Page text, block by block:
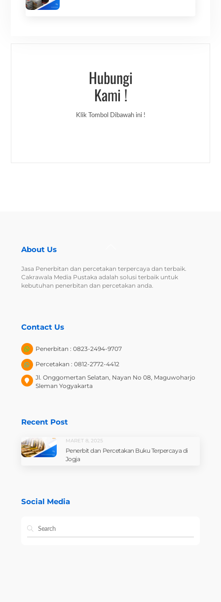
Hubungi
Kami !
Klik Tombol Dibawah ini !
About Us
Jasa Penerbitan dan percetakan terpercaya dan terbaik.
Cakrawala Media Pustaka adalah solusi terbaik untuk
kebutuhan penerbitan dan percetakan anda.
Contact Us
Penerbitan : 0823-2494-9707
Percetakan : 0812-2772-4412
Jl. Onggomertan Selatan, Nayan No 08, Maguwoharjo
Sleman Yogyakarta
Recent Post
MARET 8, 2025
Penerbit dan Percetakan Buku Terpercaya di
Jogja
Social Media